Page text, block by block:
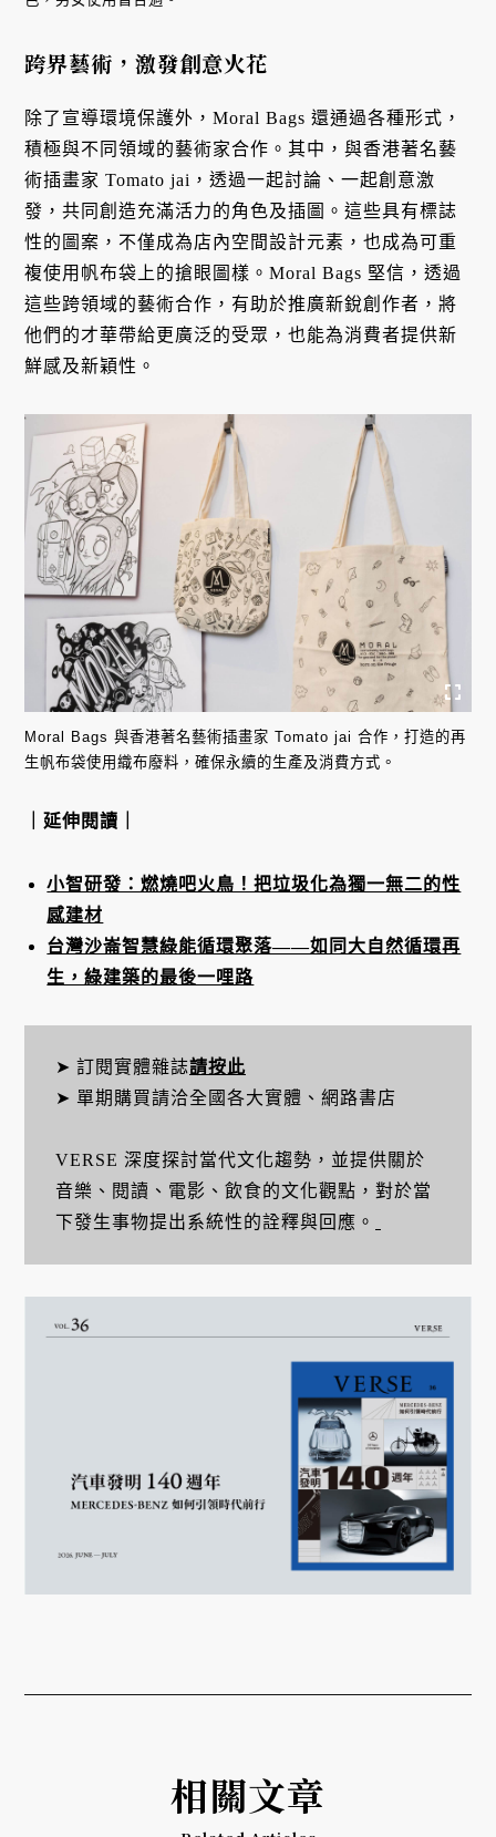
跨界藝術，激發創意火花
除了宣導環境保護外，Moral Bags 還通過各種形式，
積極與不同領域的藝術家合作。其中，與香港著名藝
術插畫家 Tomato jai，透過一起討論、一起創意激
發，共同創造充滿活力的角色及插圖。這些具有標誌
性的圖案，不僅成為店內空間設計元素，也成為可重
複使用帆布袋上的搶眼圖樣。Moral Bags 堅信，透過
這些跨領域的藝術合作，有助於推廣新銳創作者，將
他們的才華帶給更廣泛的受眾，也能為消費者提供新
鮮感及新穎性。
Moral Bags 與香港著名藝術插畫家 Tomato jai 合作，打造的再
生帆布袋使用織布廢料，確保永續的生產及消費方式。
｜延伸閱讀｜
小智研發：燃燒吧火鳥！把垃圾化為獨一無二的性
感建材
台灣沙崙智慧綠能循環聚落——如同大自然循環再
生，綠建築的最後一哩路
➤ 訂閱實體雜誌請按此
➤ 單期購買請洽全國各大實體、網路書店
VERSE 深度探討當代文化趨勢，並提供關於
音樂、閱讀、電影、飲食的文化觀點，對於當
下發生事物提出系統性的詮釋與回應。
相關文章